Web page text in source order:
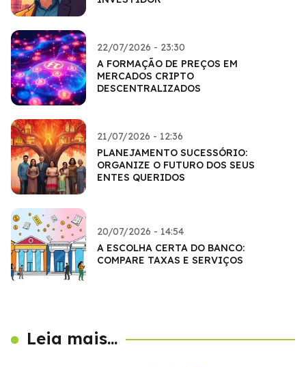
22/07/2026 - 23:30
A FORMAÇÃO DE PREÇOS EM
MERCADOS CRIPTO
DESCENTRALIZADOS
21/07/2026 - 12:36
PLANEJAMENTO SUCESSÓRIO:
ORGANIZE O FUTURO DOS SEUS
ENTES QUERIDOS
20/07/2026 - 14:54
A ESCOLHA CERTA DO BANCO:
COMPARE TAXAS E SERVIÇOS
Leia mais...